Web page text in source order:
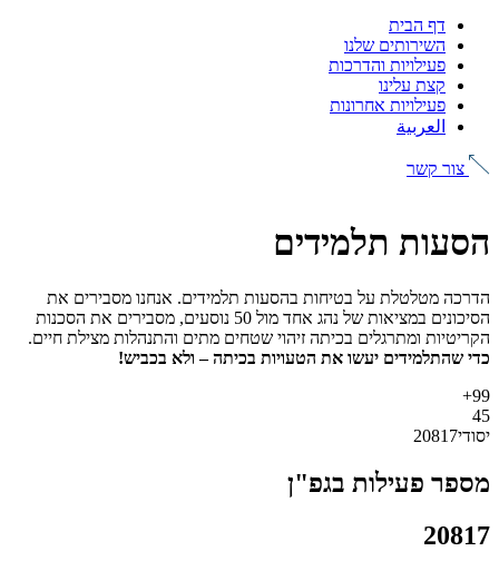
דף הבית
השירותים שלנו
פעילויות והדרכות
קצת עלינו
פעילויות אחרונות
العربية
צור קשר
הסעות תלמידים
הדרכה מטלטלת על בטיחות בהסעות תלמידים. אנחנו מסבירים את
הסיכונים במציאות של נהג אחד מול 50 נוסעים, מסבירים את הסכנות
הקריטיות ומתרגלים בכיתה זיהוי שטחים מתים והתנהלות מצילת חיים.
כדי שהתלמידים יעשו את הטעויות בכיתה – ולא בכביש!
99+
45
יסודי20817
מספר פעילות בגפ"ן
20817